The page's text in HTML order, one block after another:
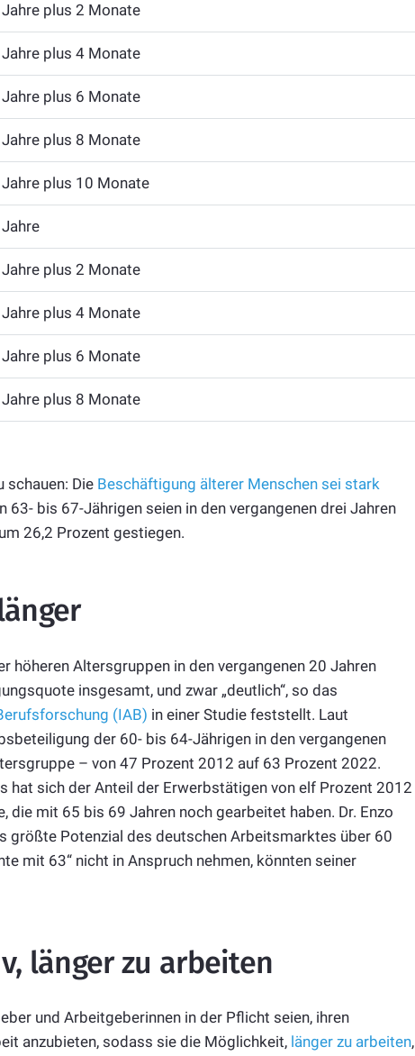
plus 2 Monate
plus 4 Monate
plus 6 Monate
plus 8 Monate
plus 10 Monate
plus 2 Monate
plus 4 Monate
plus 6 Monate
plus 8 Monate
schauen: Die Beschäftigung älterer Menschen sei stark
63- bis 67-Jährigen seien in den vergangenen drei Jahren
26,2 Prozent gestiegen.
höheren Altersgruppen in den vergangenen 20 Jahren
insgesamt, und zwar „deutlich“, so das
(IAB) in einer Studie feststellt. Laut
der 60- bis 64-Jährigen in den vergangenen
– von 47 Prozent 2012 auf 63 Prozent 2022.
hat sich der Anteil der Erwerbstätigen von elf Prozent 2012
die mit 65 bis 69 Jahren noch gearbeitet haben. Dr. Enzo
größte Potenzial des deutschen Arbeitsmarktes über 60
mit 63“ nicht in Anspruch nehmen, könnten seiner
länger zu arbeiten
und Arbeitgeberinnen in der Pflicht seien, ihren
anzubieten, sodass sie die Möglichkeit, länger zu arbeiten,